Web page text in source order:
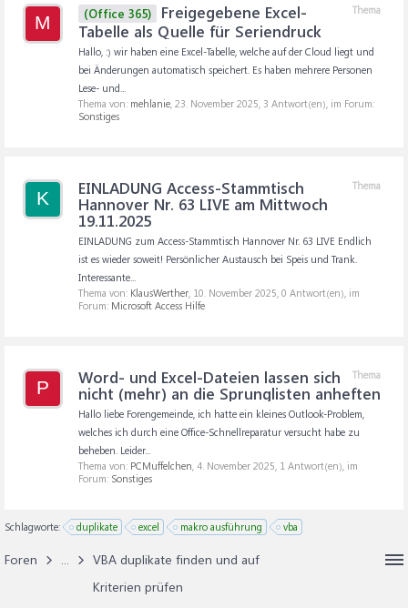
M
Thema
(Office 365)
Freigegebene Excel-
Tabelle als Quelle für Seriendruck
Hallo, :) wir haben eine Excel-Tabelle, welche auf der Cloud liegt und
bei Änderungen automatisch speichert. Es haben mehrere Personen
Lese- und...
Thema von: mehlanie, 23. November 2025, 3 Antwort(en), im Forum:
Sonstiges
K
Thema
EINLADUNG Access-Stammtisch
Hannover Nr. 63 LIVE am Mittwoch
19.11.2025
EINLADUNG zum Access-Stammtisch Hannover Nr. 63 LIVE Endlich
ist es wieder soweit! Persönlicher Austausch bei Speis und Trank.
Interessante...
Thema von: KlausWerther, 10. November 2025, 0 Antwort(en), im
Forum: Microsoft Access Hilfe
P
Thema
Word- und Excel-Dateien lassen sich
nicht (mehr) an die Sprunglisten anheften
Hallo liebe Forengemeinde, ich hatte ein kleines Outlook-Problem,
welches ich durch eine Office-Schnellreparatur versucht habe zu
beheben. Leider...
Thema von: PCMuffelchen, 4. November 2025, 1 Antwort(en), im
Forum: Sonstiges
Schlagworte: duplikate excel makro ausführung vba
Foren ...
VBA duplikate finden und auf
Kriterien prüfen